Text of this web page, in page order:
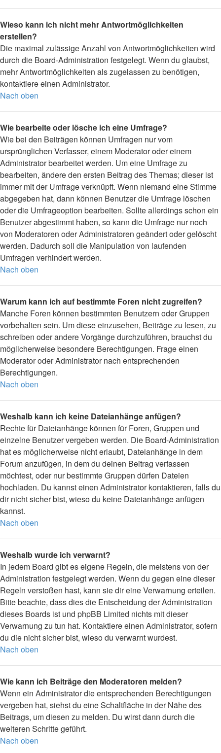
Wieso kann ich nicht mehr Antwortmöglichkeiten
erstellen?
Die maximal zulässige Anzahl von Antwortmöglichkeiten wird
durch die Board-Administration festgelegt. Wenn du glaubst,
mehr Antwortmöglichkeiten als zugelassen zu benötigen,
kontaktiere einen Administrator.
Nach oben
Wie bearbeite oder lösche ich eine Umfrage?
Wie bei den Beiträgen können Umfragen nur vom
ursprünglichen Verfasser, einem Moderator oder einem
Administrator bearbeitet werden. Um eine Umfrage zu
bearbeiten, ändere den ersten Beitrag des Themas; dieser ist
immer mit der Umfrage verknüpft. Wenn niemand eine Stimme
abgegeben hat, dann können Benutzer die Umfrage löschen
oder die Umfrageoption bearbeiten. Sollte allerdings schon ein
Benutzer abgestimmt haben, so kann die Umfrage nur noch
von Moderatoren oder Administratoren geändert oder gelöscht
werden. Dadurch soll die Manipulation von laufenden
Umfragen verhindert werden.
Nach oben
Warum kann ich auf bestimmte Foren nicht zugreifen?
Manche Foren können bestimmten Benutzern oder Gruppen
vorbehalten sein. Um diese einzusehen, Beiträge zu lesen, zu
schreiben oder andere Vorgänge durchzuführen, brauchst du
möglicherweise besondere Berechtigungen. Frage einen
Moderator oder Administrator nach entsprechenden
Berechtigungen.
Nach oben
Weshalb kann ich keine Dateianhänge anfügen?
Rechte für Dateianhänge können für Foren, Gruppen und
einzelne Benutzer vergeben werden. Die Board-Administration
hat es möglicherweise nicht erlaubt, Dateianhänge in dem
Forum anzufügen, in dem du deinen Beitrag verfassen
möchtest, oder nur bestimmte Gruppen dürfen Dateien
hochladen. Du kannst einen Administrator kontaktieren, falls du
dir nicht sicher bist, wieso du keine Dateianhänge anfügen
kannst.
Nach oben
Weshalb wurde ich verwarnt?
In jedem Board gibt es eigene Regeln, die meistens von der
Administration festgelegt werden. Wenn du gegen eine dieser
Regeln verstoßen hast, kann sie dir eine Verwarnung erteilen.
Bitte beachte, dass dies die Entscheidung der Administration
dieses Boards ist und phpBB Limited nichts mit dieser
Verwarnung zu tun hat. Kontaktiere einen Administrator, sofern
du die nicht sicher bist, wieso du verwarnt wurdest.
Nach oben
Wie kann ich Beiträge den Moderatoren melden?
Wenn ein Administrator die entsprechenden Berechtigungen
vergeben hat, siehst du eine Schaltfläche in der Nähe des
Beitrags, um diesen zu melden. Du wirst dann durch die
weiteren Schritte geführt.
Nach oben